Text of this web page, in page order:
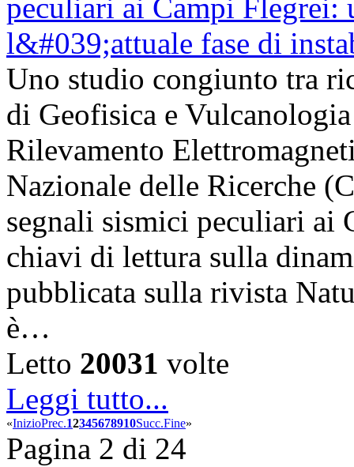
Uno studio congiunto tra
di Geofisica e
Rilevamento
Nazionale delle Ricerche
segnali sismici peculiari ai
chiavi di lettura sulla
pubblicata sulla rivista
è…
Letto 20031 volte
Leggi tutto...
«InizioPrec.12345678910Succ.Fine»
Pagina 2 di 24